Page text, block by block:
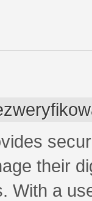
their
With a